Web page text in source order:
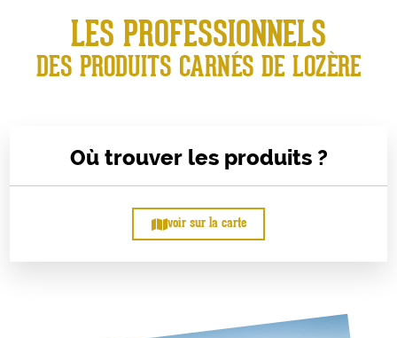
LES PROFESSIONNELS
DES PRODUITS CARNÉS DE LOZÈRE
Où trouver les produits ?
voir sur la carte